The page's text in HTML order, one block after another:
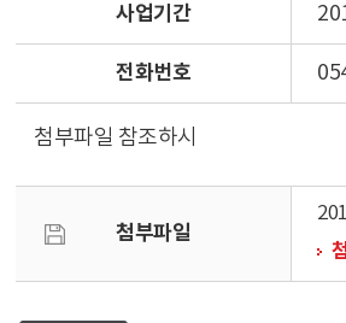
사업기간
전화번호
첨부파일 참조하시
첨부파일